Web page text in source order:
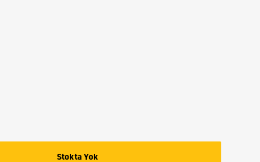
Stokta Yok